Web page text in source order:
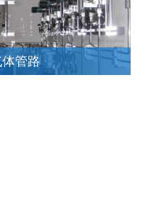
管路